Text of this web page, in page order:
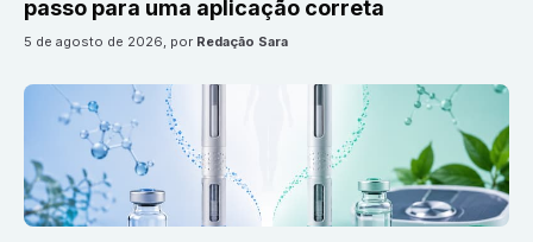
passo para uma aplicação correta
5 de agosto de 2026, por Redação Sara